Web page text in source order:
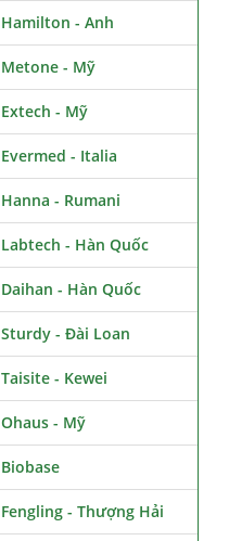
Hamilton - Anh
Metone - Mỹ
Extech - Mỹ
Evermed - Italia
Hanna - Rumani
Labtech - Hàn Quốc
Daihan - Hàn Quốc
Sturdy - Đài Loan
Taisite - Kewei
Ohaus - Mỹ
Biobase
Fengling - Thượng Hải